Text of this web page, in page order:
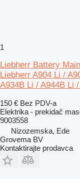
1
Liebherr Battery
Liebherr A904 Li /
A934B Li / A944B Li
150 € Bez PDV-a
Elektrika - prekidač
9003558
Nizozemska, Ede
Grovema BV
Kontaktirajte prodavca